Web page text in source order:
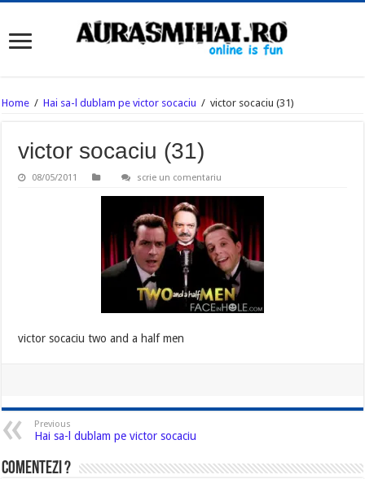
Home / Hai sa-l dublam pe victor socaciu / victor socaciu (31)
victor socaciu (31)
08/05/2011 scrie un comentariu
victor socaciu two and a half men
Previous
Hai sa-l dublam pe victor socaciu
Comentezi ?